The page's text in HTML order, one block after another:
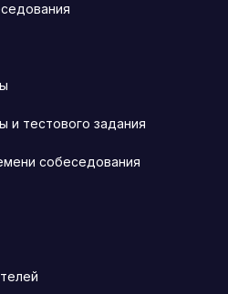
и тестового задания
собеседования